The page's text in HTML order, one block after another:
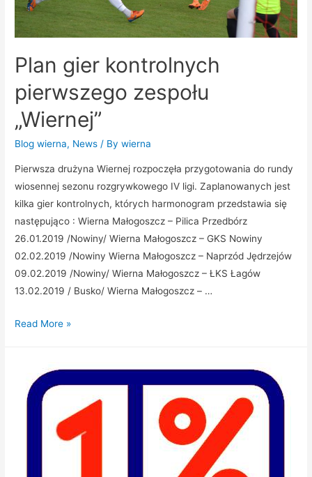
Plan gier kontrolnych
pierwszego zespołu
„Wiernej”
Blog wierna, News / Bywierna
Pierwsza drużyna Wiernej rozpoczęła przygotowania do rundy
wiosennej sezonu rozgrywkowego IV ligi. Zaplanowanych jest
kilka gier kontrolnych, których harmonogram przedstawia się
następująco : Wierna Małogoszcz – Pilica Przedbórz
26.01.2019 /Nowiny/ Wierna Małogoszcz – GKS Nowiny
02.02.2019 /Nowiny Wierna Małogoszcz – Naprzód Jędrzejów
09.02.2019 /Nowiny/ Wierna Małogoszcz – ŁKS Łagów
13.02.2019 / Busko/ Wierna Małogoszcz – …
Read More »